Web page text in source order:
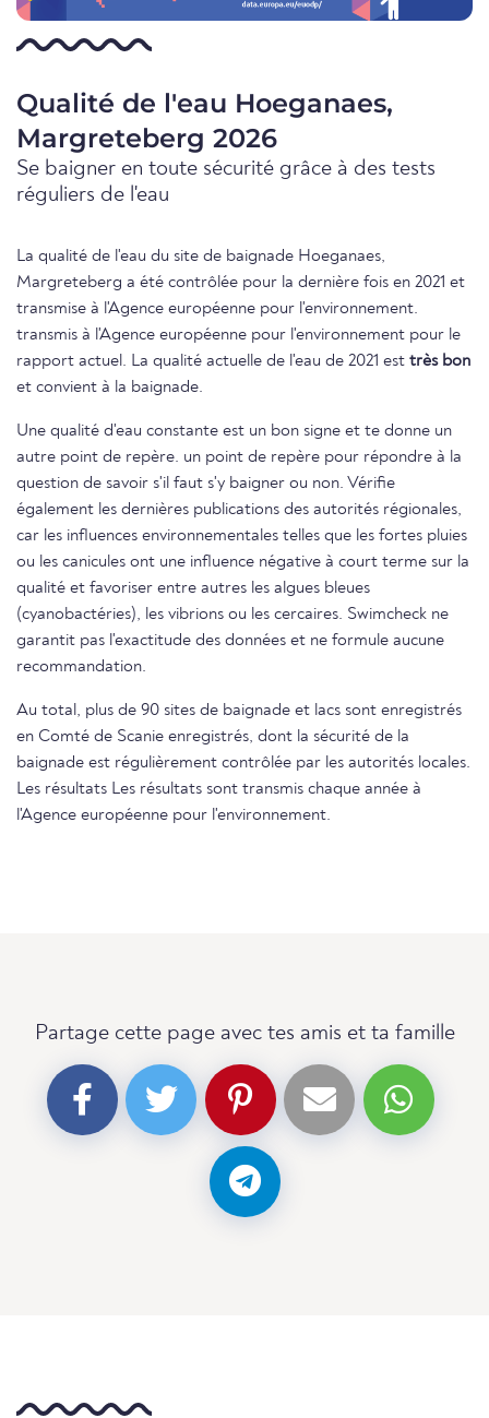
Qualité de l'eau Hoeganaes,
Margreteberg 2026
Se baigner en toute sécurité grâce à des tests
réguliers de l'eau
La qualité de l'eau du site de baignade Hoeganaes,
Margreteberg a été contrôlée pour la dernière fois en 2021 et
transmise à l'Agence européenne pour l'environnement.
transmis à l'Agence européenne pour l'environnement pour le
rapport actuel. La qualité actuelle de l'eau de 2021 est très bon
et convient à la baignade.
Une qualité d'eau constante est un bon signe et te donne un
autre point de repère. un point de repère pour répondre à la
question de savoir s'il faut s'y baigner ou non. Vérifie
également les dernières publications des autorités régionales,
car les influences environnementales telles que les fortes pluies
ou les canicules ont une influence négative à court terme sur la
qualité et favoriser entre autres les algues bleues
(cyanobactéries), les vibrions ou les cercaires. Swimcheck ne
garantit pas l'exactitude des données et ne formule aucune
recommandation.
Au total, plus de 90 sites de baignade et lacs sont enregistrés
en Comté de Scanie enregistrés, dont la sécurité de la
baignade est régulièrement contrôlée par les autorités locales.
Les résultats Les résultats sont transmis chaque année à
l'Agence européenne pour l'environnement.
Partage cette page avec tes amis et ta famille